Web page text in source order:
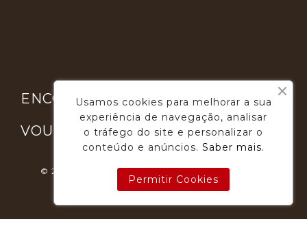
ENCONTRE-NOS 
VOUGA GOURMET
© 2026 - Desenvolvimento E Suporte: Webfeel.pt
Usamos cookies para melhorar a sua
experiência de navegação, analisar
o tráfego do site e personalizar o
conteúdo e anúncios. Saber mais.
Permitir Cookies